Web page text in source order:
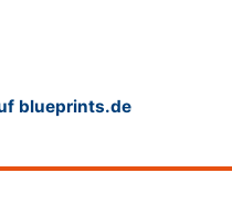
blueprints.de